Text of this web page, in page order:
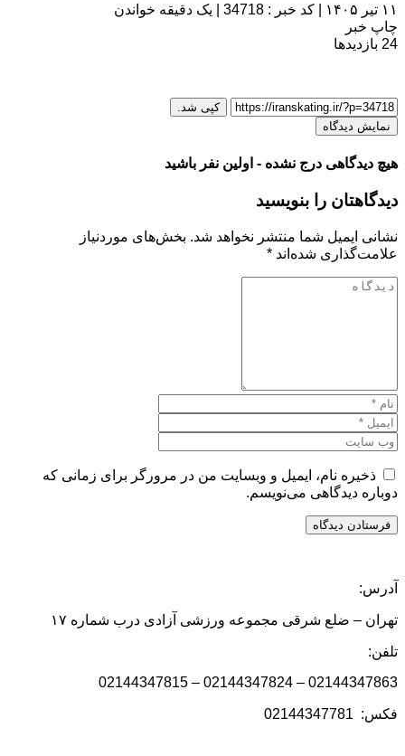
۱۱ تیر ۱۴۰۵ کد خبر : 34718
یک دقیقه خواندن
چاپ خبر
24 بازدیدها
کپی شد.
نمایش دیدگاه
هیچ دیدگاهی درج نشده - اولین نفر باشید
دیدگاهتان را بنویسید
نشانی ایمیل شما منتشر نخواهد شد. بخش‌های موردنیاز
علامت‌گذاری شده‌اند *
ذخیره نام، ایمیل و وبسایت من در مرورگر برای زمانی که
دوباره دیدگاهی می‌نویسم.
آدرس:
تهران – ضلع شرقی مجموعه ورزشی آزادی درب شماره ۱۷
تلفن:
02144347863 – 02144347824 – 02144347815
فکس: 02144347781